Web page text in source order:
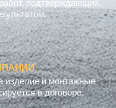
изделие и монтажные
в договоре.